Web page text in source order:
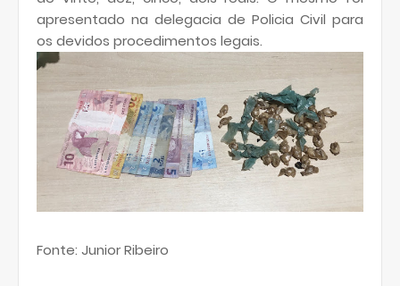
apresentado na delegacia de Policia Civil para
os devidos procedimentos legais.
Fonte: Junior Ribeiro